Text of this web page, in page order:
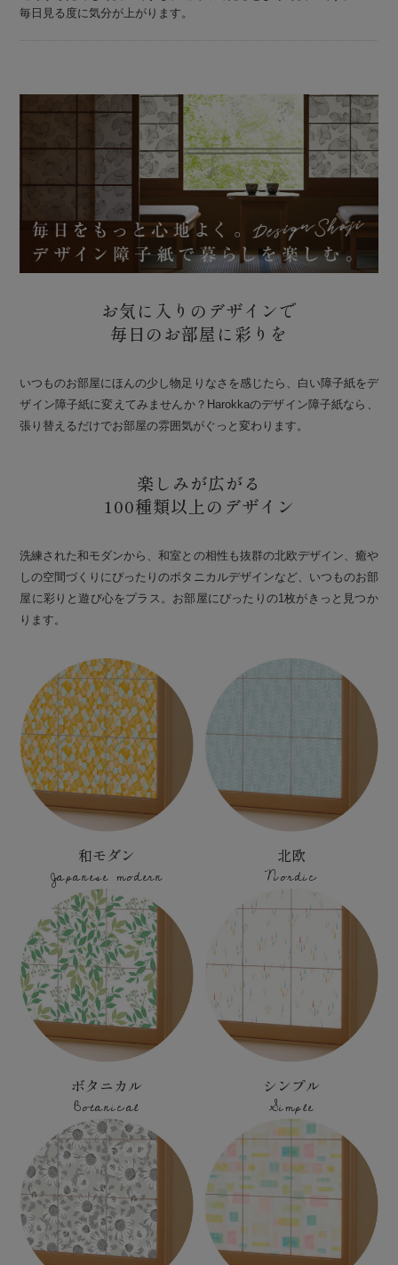
毎日見る度に気分が上がります。
お気に入りのデザインで
毎日のお部屋に彩りを
いつものお部屋にほんの少し物足りなさを感じたら、白い障子紙をデ
ザイン障子紙に変えてみませんか？Harokkaのデザイン障子紙なら、
張り替えるだけでお部屋の雰囲気がぐっと変わります。
楽しみが広がる
100種類以上のデザイン
洗練された和モダンから、和室との相性も抜群の北欧デザイン、癒や
しの空間づくりにぴったりのボタニカルデザインなど、いつものお部
屋に彩りと遊び心をプラス。お部屋にぴったりの1枚がきっと見つか
ります。
和モダン
Japanese modern
北欧
Nordic
ボタニカル
Botanical
シンプル
Simple